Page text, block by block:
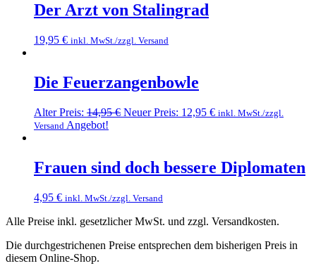
Der Arzt von Stalingrad
19,95 € inkl. MwSt./zzgl. Versand
Die Feuerzangenbowle
Alter Preis: 14,95€ Neuer Preis: 12,95 € inkl. MwSt./zzgl.
Versand Angebot!
Frauen sind doch bessere Diplomaten
4,95 € inkl. MwSt./zzgl. Versand
Alle Preise inkl. gesetzlicher MwSt. und zzgl. Versandkosten.
Die durchgestrichenen Preise entsprechen dem bisherigen Preis in
diesem Online-Shop.